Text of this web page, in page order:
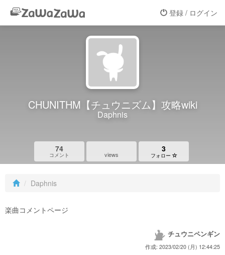
登録 / ログイン
CHUNITHM【チュウニズム】攻略wiki
Daphnis
74
コメント views
3
フォロー
Daphnis
楽曲コメントページ
チュウニペンギン
作成: 2023/02/20 (月) 12:44:25